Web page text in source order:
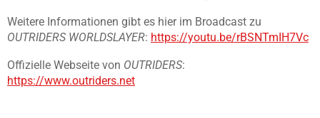
Weitere Informationen gibt es hier im Broadcast zu
OUTRIDERS WORLDSLAYER: https://youtu.be/rBSNTmIH7Vc
Offizielle Webseite von OUTRIDERS:
https://www.outriders.net